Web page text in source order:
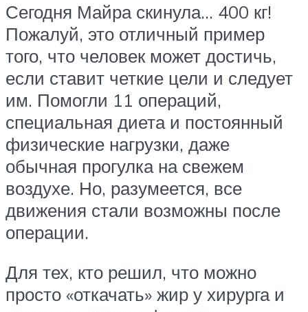
Сегодня Майра скинула… 400 кг!
Пожалуй, это отличный пример
того, что человек может достичь,
если ставит четкие цели и следует
им. Помогли 11 операций,
специальная диета и постоянный
физические нагрузки, даже
обычная прогулка на свежем
воздухе. Но, разумеется, все
движения стали возможны после
операции.
Для тех, кто решил, что можно
просто «откачать» жир у хирурга и